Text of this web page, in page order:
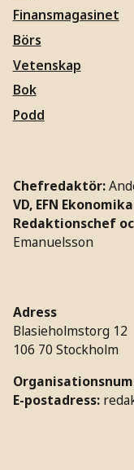
Finansmagasinet
Börs
Vetenskap
Bok
Podd
Chefredaktör:
VD, EFN
Redaktionschef
Emanuelsson
Adress
Blasieholmstorg 12
106 70 Stockholm
E-postadress: